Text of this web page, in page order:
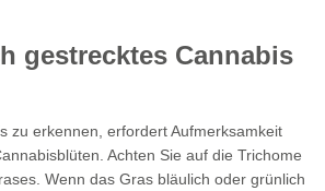
gestrecktes Cannabis
zu erkennen, erfordert Aufmerksamkeit
Achten Sie auf die Trichome
Wenn das Gras bläulich oder grünlich